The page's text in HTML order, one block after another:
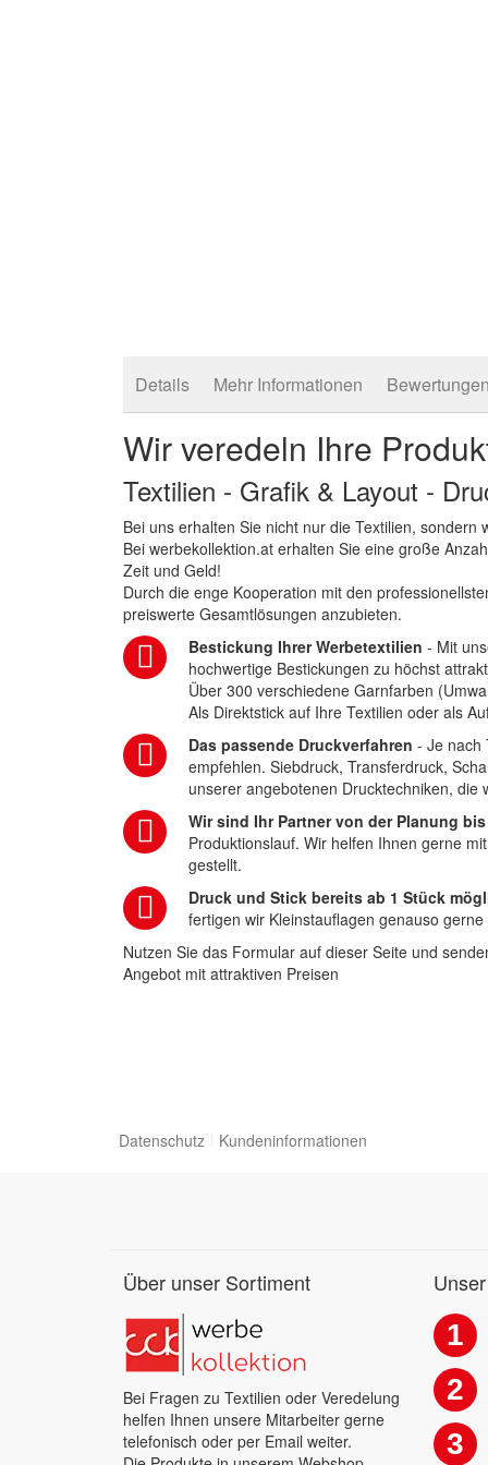
Details Mehr Informationen Bewertungen
Wir veredeln Ihre
Textilien - Grafik & Layout -
Bei uns erhalten Sie nicht nur die Textilien,
Bei werbekollektion.at erhalten Sie eine große
Zeit und Geld!
Durch die enge Kooperation mit den
preiswerte Gesamtlösungen anzubieten.
Bestickung Ihrer Werbetextilien - Mit
hochwertige Bestickungen zu höchst
Über 300 verschiedene Garnfarben
Als Direktstick auf Ihre Textilien oder als
Das passende Druckverfahren - Je nach
empfehlen. Siebdruck, Transferdruck,
unserer angebotenen Drucktechniken,
Wir sind Ihr Partner von der Planung
Produktionslauf. Wir helfen Ihnen gerne
gestellt.
Druck und Stick bereits ab 1 Stück
fertigen wir Kleinstauflagen genauso
Nutzen Sie das Formular auf dieser Seite und
Angebot mit attraktiven Preisen
Datenschutz Kundeninformationen
Über unser Sortiment
Bei Fragen zu Textilien oder Veredelung
helfen Ihnen unsere Mitarbeiter gerne
telefonisch oder per Email weiter.
1
2
3